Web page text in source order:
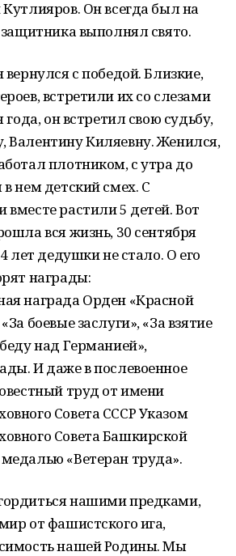
Он всегда был на
выполнял свято.
с победой. Близкие,
встретили их со слезами
года, он встретил свою судьбу,
Валентину Киляевну. Женился,
плотником, с утра до
нем детский смех. С
растили 5 детей. Вот
вся жизнь, 30 сентября
лет дедушки не стало. О его
награды:
награда Орден «Красной
боевые заслуги», «За взятие
над Германией»,
И даже в послевоенное
труд от имени
Совета СССР Указом
Совета Башкирской
«Ветеран труда».
нашими предками,
от фашистского ига,
нашей Родины. Мы